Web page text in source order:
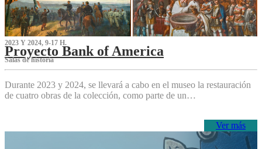
2023 Y 2024, 9-17 H.
Proyecto Bank of America
S‌alas de historia
Durante 2023 y 2024, se llevará a cabo en el museo la restauración
de cuatro obras de la colección, como parte de un…
Ver más